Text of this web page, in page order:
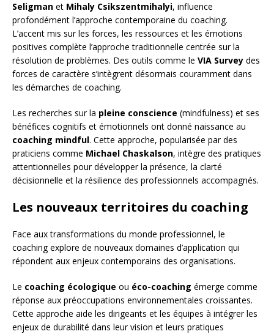
Seligman et Mihaly Csikszentmihalyi, influence
profondément l’approche contemporaine du coaching.
L’accent mis sur les forces, les ressources et les émotions
positives complète l’approche traditionnelle centrée sur la
résolution de problèmes. Des outils comme le VIA Survey des
forces de caractère s’intègrent désormais couramment dans
les démarches de coaching.
Les recherches sur la pleine conscience (mindfulness) et ses
bénéfices cognitifs et émotionnels ont donné naissance au
coaching mindful. Cette approche, popularisée par des
praticiens comme Michael Chaskalson, intègre des pratiques
attentionnelles pour développer la présence, la clarté
décisionnelle et la résilience des professionnels accompagnés.
Les nouveaux territoires du coaching
Face aux transformations du monde professionnel, le
coaching explore de nouveaux domaines d’application qui
répondent aux enjeux contemporains des organisations.
Le coaching écologique ou éco-coaching émerge comme
réponse aux préoccupations environnementales croissantes.
Cette approche aide les dirigeants et les équipes à intégrer les
enjeux de durabilité dans leur vision et leurs pratiques